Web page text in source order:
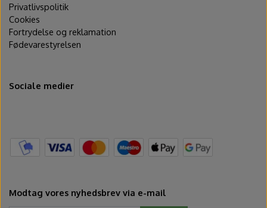
Privatlivspolitik
Cookies
Fortrydelse og reklamation
Fødevarestyrelsen
Sociale medier
Modtag vores nyhedsbrev via e-mail